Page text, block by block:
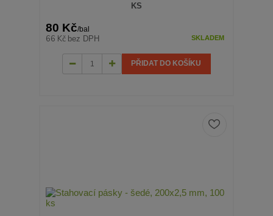
KS
80 Kč/bal
66 Kč bez DPH SKLADEM
PŘIDAT DO KOŠÍKU